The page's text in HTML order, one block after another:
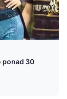
ponad 30